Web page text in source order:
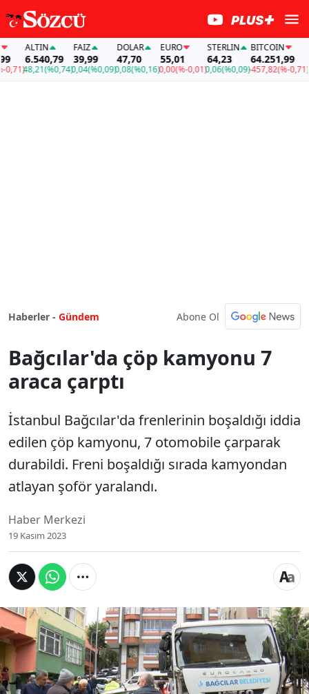
ALTIN
6.540,79
48,21(%0,74)
FAİZ
39,99
0,04(%0,09)
DOLAR
47,70
0,08(%0,16)
EURO
55,01
0,00(%-0,01)
STERLIN
64,23
0,06(%0,09)
BITCOIN
64.251,99
-457,82(%-0,71)
Haberler - Gündem Abone Ol
Bağcılar'da çöp kamyonu 7
araca çarptı
İstanbul Bağcılar'da frenlerinin boşaldığı iddia
edilen çöp kamyonu, 7 otomobile çarparak
durabildi. Freni boşaldığı sırada kamyondan
atlayan şoför yaralandı.
Haber Merkezi
19 Kasım 2023
İstanbul Bağcılar'da frenlerinin boşaldığı
iddia edilen çöp kamyonu, 7 otomobile